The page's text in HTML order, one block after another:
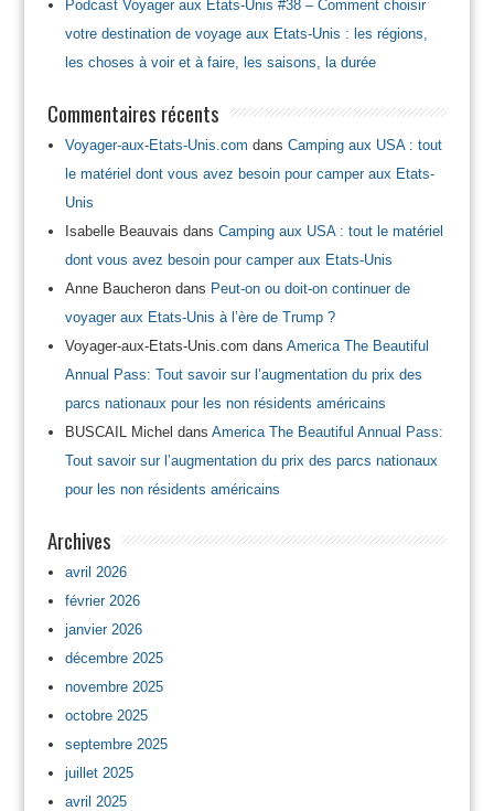
Podcast Voyager aux Etats-Unis #38 – Comment choisir
votre destination de voyage aux Etats-Unis : les régions,
les choses à voir et à faire, les saisons, la durée
Commentaires récents
Voyager-aux-Etats-Unis.com dans Camping aux USA : tout
le matériel dont vous avez besoin pour camper aux Etats-
Unis
Isabelle Beauvais dans Camping aux USA : tout le matériel
dont vous avez besoin pour camper aux Etats-Unis
Anne Baucherondans Peut-on ou doit-on continuer de
voyager aux Etats-Unis à l’ère de Trump ?
Voyager-aux-Etats-Unis.com dans America The Beautiful
Annual Pass: Tout savoir sur l’augmentation du prix des
parcs nationaux pour les non résidents américains
BUSCAIL Michel dans America The Beautiful Annual Pass:
Tout savoir sur l’augmentation du prix des parcs nationaux
pour les non résidents américains
Archives
avril 2026
février 2026
janvier 2026
décembre 2025
novembre 2025
octobre 2025
septembre 2025
juillet 2025
avril 2025